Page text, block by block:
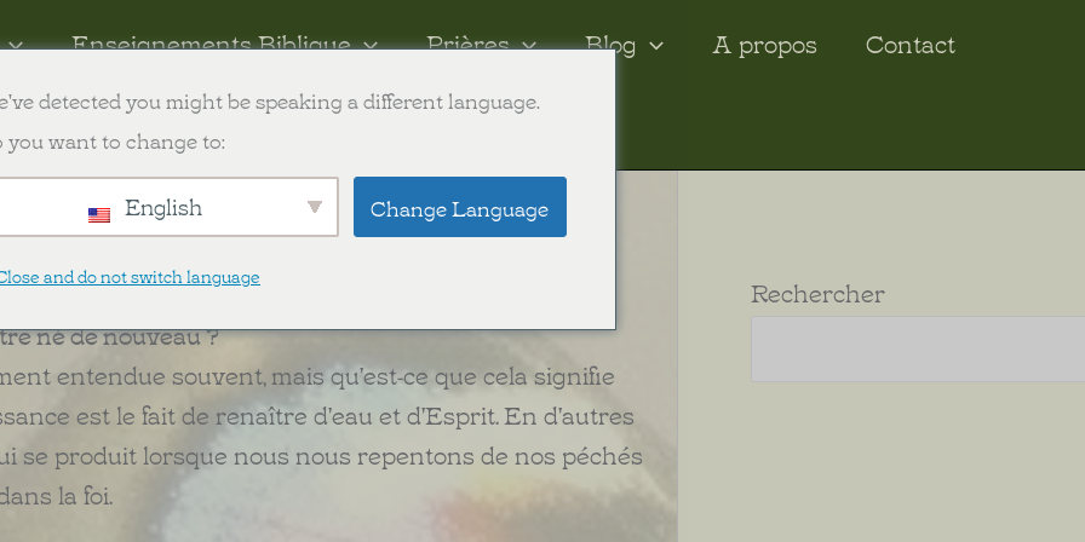
Enseignements Biblique Prières Blog A propos Contact
c'est important ?
né de nouveau ?
entendue souvent, mais qu'est-ce que cela signifie
est le fait de renaître d'eau et d'Esprit. En d'autres
se produit lorsque nous nous repentons de nos péchés
la foi.
Rechercher
detected you might be speaking a different language.
you want to change to:
English Change Language
and do not switch language